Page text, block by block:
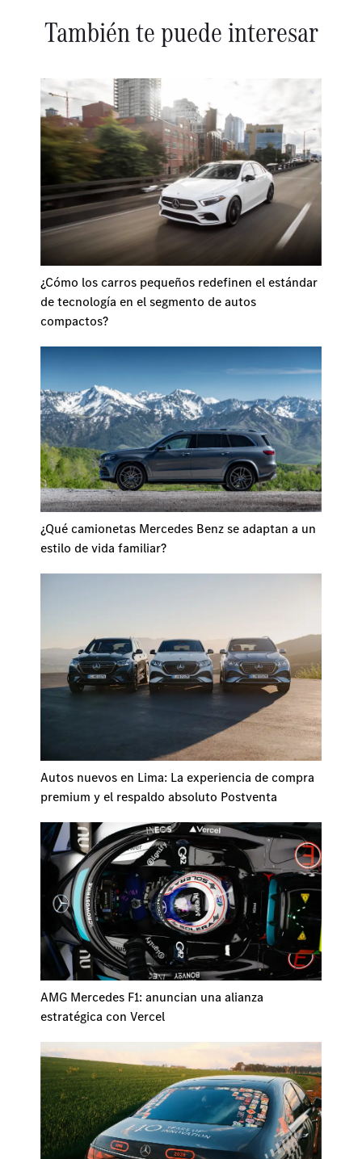
También te puede interesar
¿Cómo los carros pequeños redefinen el estándar
de tecnología en el segmento de autos
compactos?
¿Qué camionetas Mercedes Benz se adaptan a un
estilo de vida familiar?
Autos nuevos en Lima: La experiencia de compra
premium y el respaldo absoluto Postventa
AMG Mercedes F1: anuncian una alianza
estratégica con Vercel